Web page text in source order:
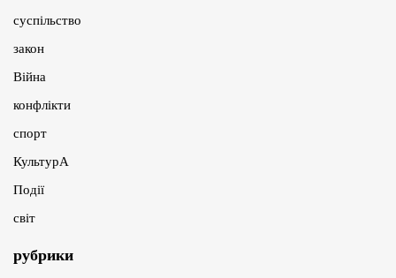
суспільство
закон
Війна
конфлікти
спорт
КультурА
Події
світ
рубрики